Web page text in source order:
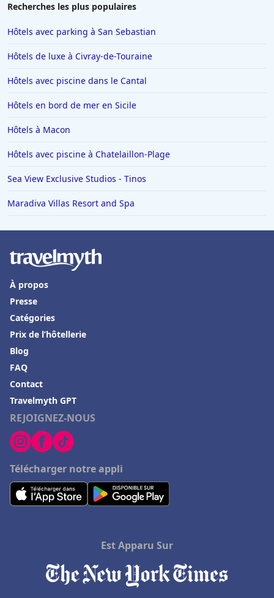
Recherches les plus populaires
Hôtels avec parking à San Sebastian
Hôtels de luxe à Civray-de-Touraine
Hôtels avec piscine dans le Cantal
Hôtels en bord de mer en Sicile
Hôtels à Macon
Hôtels avec piscine à Chatelaillon-Plage
Sea View Exclusive Studios - Tinos
Maradiva Villas Resort and Spa
REJOIGNEZ-NOUS
Télécharger notre appli
À propos
Presse
Catégories
Prix de l’hôtellerie
Blog
FAQ
Contact
Travelmyth GPT
Est Apparu Sur